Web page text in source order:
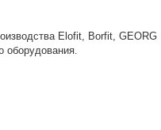
Elofit, Borfit, GEORG
оборудования.